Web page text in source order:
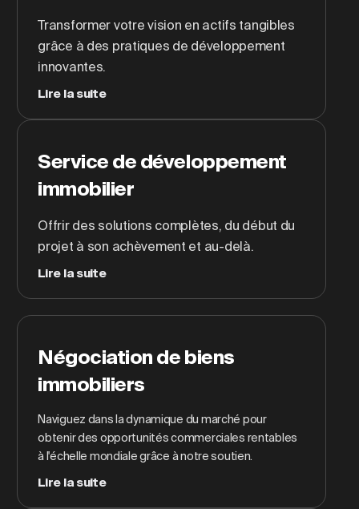
Transformer votre vision en actifs tangibles
grâce à des pratiques de développement
innovantes.
Lire la suite
Service de développement
immobilier
Offrir des solutions complètes, du début du
projet à son achèvement et au-delà.
Lire la suite
Négociation de biens
immobiliers
Naviguez dans la dynamique du marché pour
obtenir des opportunités commerciales rentables
à l'échelle mondiale grâce à notre soutien.
Lire la suite